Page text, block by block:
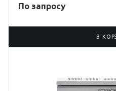
По запросу
В